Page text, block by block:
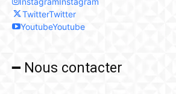
TwitterTwitter
YoutubeYoutube
━ Nous contacter